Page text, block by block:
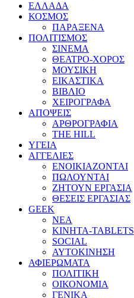
ΕΛΛΑΔΑ
ΚΟΣΜΟΣ
ΠΑΡΑΞΕΝΑ
ΠΟΛΙΤΙΣΜΟΣ
ΣΙΝΕΜΑ
ΘΕΑΤΡΟ-ΧΟΡΟΣ
ΜΟΥΣΙΚΗ
ΕΙΚΑΣΤΙΚΑ
ΒΙΒΛΙΟ
ΧΕΙΡΟΓΡΑΦΑ
ΑΠΟΨΕΙΣ
ΑΡΘΡΟΓΡΑΦΙΑ
THE HILL
ΥΓΕΙΑ
ΑΓΓΕΛΙΕΣ
ΕΝΟΙΚΙΑΖΟΝΤΑΙ
ΠΩΛΟΥΝΤΑΙ
ΖΗΤΟΥΝ ΕΡΓΑΣΙΑ
ΘΕΣΕΙΣ ΕΡΓΑΣΙΑΣ
GEEK
ΝΕΑ
ΚΙΝΗΤΑ-TABLETS
SOCIAL
ΑΥΤΟΚΙΝΗΣΗ
ΑΦΙΕΡΩΜΑΤΑ
ΠΟΛΙΤΙΚΗ
ΟΙΚΟΝΟΜΙΑ
ΓΕΝΙΚΑ